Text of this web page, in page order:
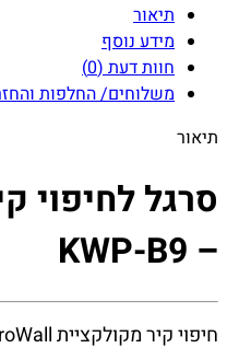
תיאור
מידע נוסף
חוות דעת (0)
משלוחים/ החלפות
תיאור
סרגל לחיפוי
– KWP-B9